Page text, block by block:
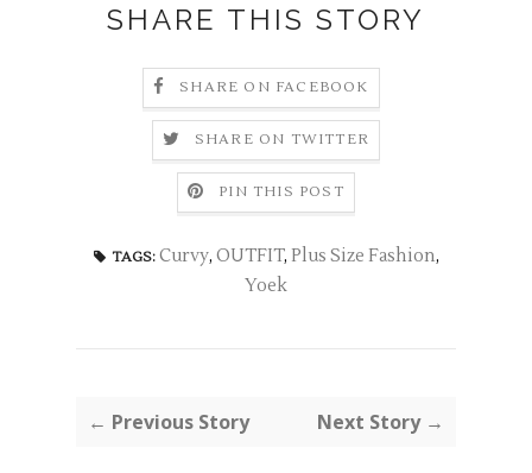
SHARE THIS STORY
SHARE ON FACEBOOK
SHARE ON TWITTER
PIN THIS POST
TAGS: Curvy, OUTFIT, Plus Size Fashion,
Yoek
← Previous Story Next Story →